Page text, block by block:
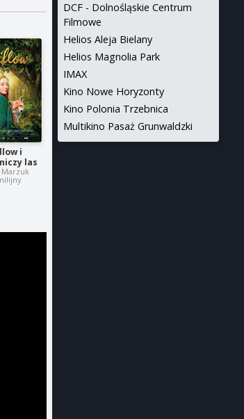
i
las
DCF - Dolnośląskie Centrum
Filmowe
Helios Aleja Bielany
Helios Magnolia Park
IMAX
Kino Nowe Horyzonty
Kino Polonia Trzebnica
Multikino Pasaż Grunwaldzki